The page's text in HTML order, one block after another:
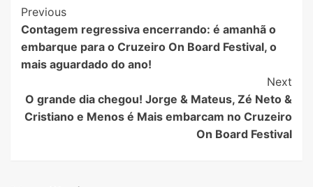
Post
Navigation
Previous
Contagem regressiva encerrando: é amanhã o
embarque para o Cruzeiro On Board Festival, o
mais aguardado do ano!
Next
O grande dia chegou! Jorge & Mateus, Zé Neto &
Cristiano e Menos é Mais embarcam no Cruzeiro
On Board Festival